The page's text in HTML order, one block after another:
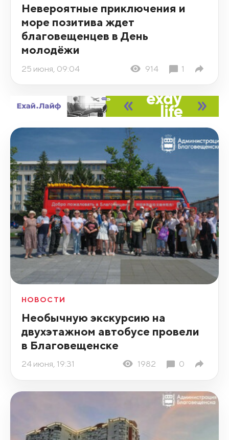
Невероятные приключения и
море позитива ждет
благовещенцев в День
молодёжи
25 июня, 09:04 914 1
НОВОСТИ
Необычную экскурсию на
двухэтажном автобусе провели
в Благовещенске
24 июня, 19:31 1982 0